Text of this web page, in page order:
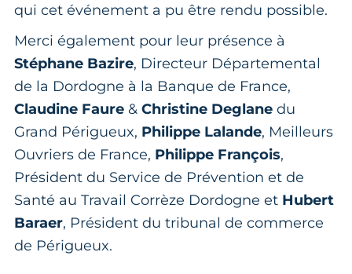
qui cet événement a pu être rendu possible.
Merci également pour leur présence à
Stéphane Bazire, Directeur Départemental
de la Dordogne à la Banque de France,
Claudine Faure & Christine Deglane du
Grand Périgueux, Philippe Lalande, Meilleurs
Ouvriers de France, Philippe François,
Président du Service de Prévention et de
Santé au Travail Corrèze Dordogne et Hubert
Baraer, Président du tribunal de commerce
de Périgueux.